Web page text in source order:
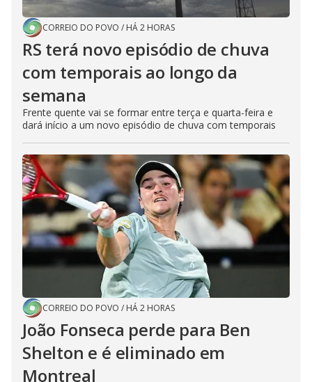
CORREIO DO POVO / HÁ 2 HORAS
RS terá novo episódio de chuva
com temporais ao longo da
semana
Frente quente vai se formar entre terça e quarta-feira e
dará início a um novo episódio de chuva com temporais
CORREIO DO POVO / HÁ 2 HORAS
João Fonseca perde para Ben
Shelton e é eliminado em
Montreal